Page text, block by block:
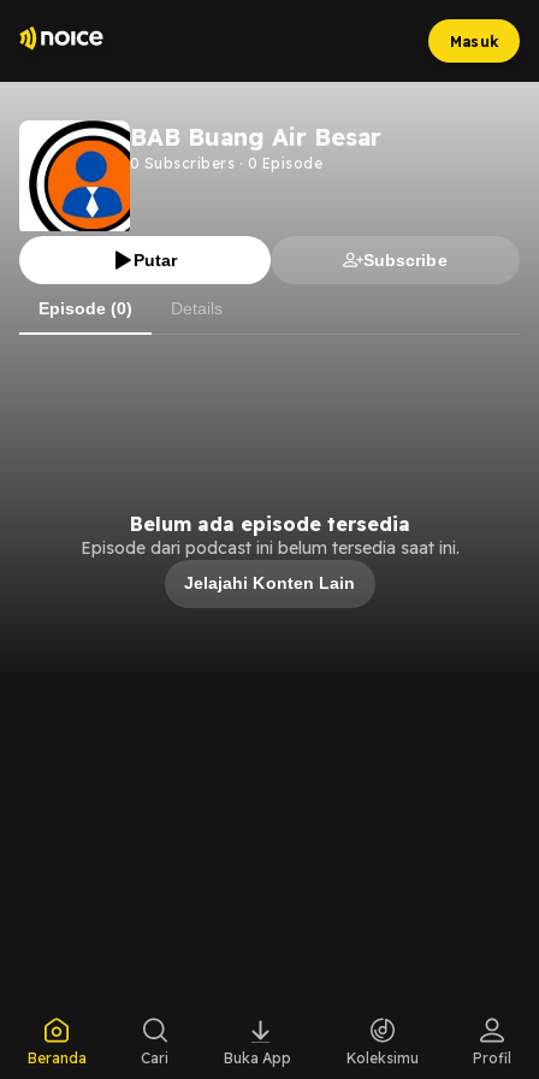
Masuk
BAB Buang Air Besar
0 Subscribers · 0 Episode
Putar Subscribe
Episode (0) Details
Belum ada episode tersedia
Episode dari podcast ini belum tersedia saat ini.
Jelajahi Konten Lain
Beranda Cari Buka App Koleksimu Profil